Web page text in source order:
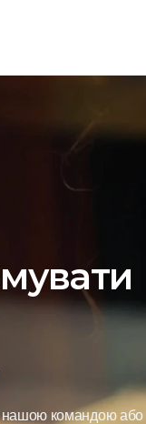
нашою командою або